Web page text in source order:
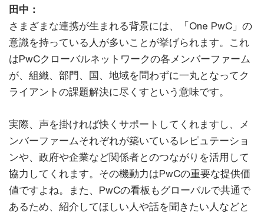
田中：
さまざまな連携が生まれる背景には、「One PwC」の
意識を持っている人が多いことが挙げられます。これ
はPwCクローバルネットワークの各メンバーファーム
が、組織、部門、国、地域を問わずに一丸となってク
ライアントの課題解決に尽くすという意味です。
実際、声を掛ければ快くサポートしてくれますし、メ
ンバーファームそれぞれが築いているレピュテーショ
ンや、政府や企業など関係者とのつながりを活用して
協力してくれます。その機動力はPwCの重要な提供価
値ですよね。また、PwCの看板もグローバルで共通で
あるため、紹介してほしい人や話を聞きたい人などと